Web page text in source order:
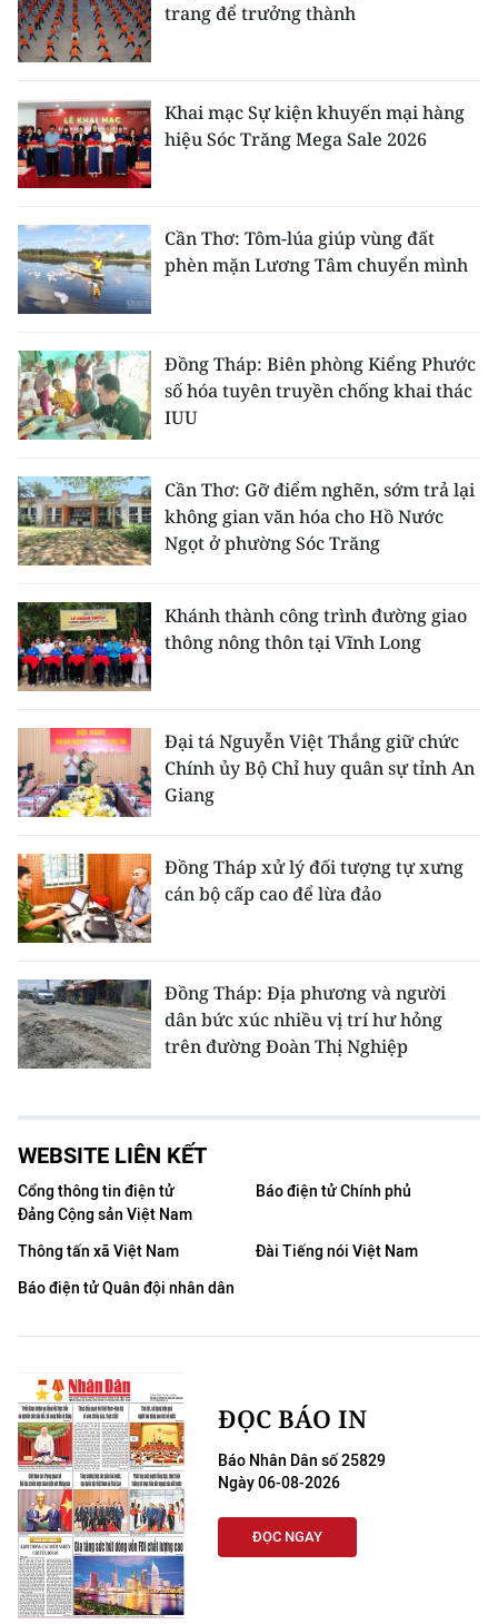
trang để trưởng thành
Khai mạc Sự kiện khuyến mại hàng
hiệu Sóc Trăng Mega Sale 2026
Cần Thơ: Tôm-lúa giúp vùng đất
phèn mặn Lương Tâm chuyển mình
Đồng Tháp: Biên phòng Kiểng Phước
số hóa tuyên truyền chống khai thác
IUU
Cần Thơ: Gỡ điểm nghẽn, sớm trả lại
không gian văn hóa cho Hồ Nước
Ngọt ở phường Sóc Trăng
Khánh thành công trình đường giao
thông nông thôn tại Vĩnh Long
Đại tá Nguyễn Việt Thắng giữ chức
Chính ủy Bộ Chỉ huy quân sự tỉnh An
Giang
Đồng Tháp xử lý đối tượng tự xưng
cán bộ cấp cao để lừa đảo
Đồng Tháp: Địa phương và người
dân bức xúc nhiều vị trí hư hỏng
trên đường Đoàn Thị Nghiệp
WEBSITE LIÊN KẾT
Cổng thông tin điện tử
Đảng Cộng sản Việt Nam
Báo điện tử Chính phủ
Thông tấn xã Việt Nam
Đài Tiếng nói Việt Nam
Báo điện tử Quân đội nhân dân
ĐỌC BÁO IN
Báo Nhân Dân số 25829
Ngày 06-08-2026
ĐỌC NGAY